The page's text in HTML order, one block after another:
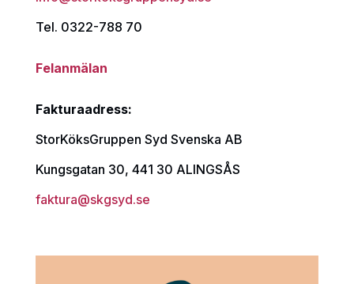
Tel. 0322-788 70
Felanmälan
Fakturaadress:
StorKöksGruppen Syd Svenska AB
Kungsgatan 30, 441 30 ALINGSÅS
faktura@skgsyd.se